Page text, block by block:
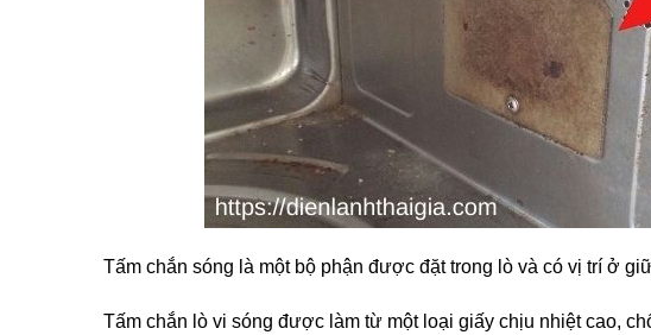
Tấm chắn sóng là một bộ phận được đặt trong lò và có vị trí ở
Tấm chắn lò vi sóng được làm từ một loại giấy chịu nhiệt cao,